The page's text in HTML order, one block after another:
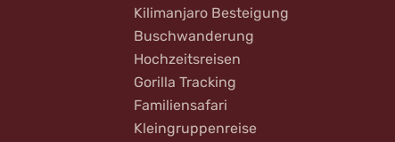
Kilimanjaro Besteigung
Buschwanderung
Hochzeitsreisen
Gorilla Tracking
Familiensafari
Kleingruppenreise